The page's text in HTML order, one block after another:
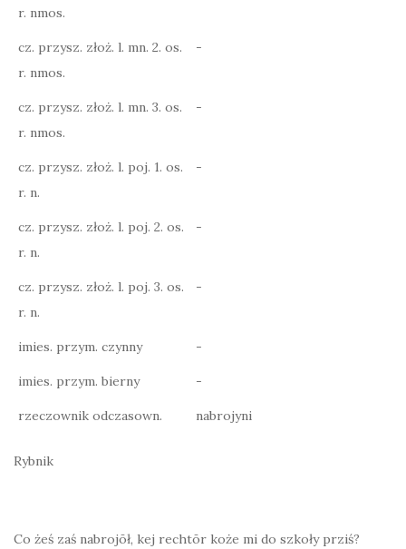
r. nmos.
cz. przysz. złoż. l. mn. 2. os.
r. nmos.
-
cz. przysz. złoż. l. mn. 3. os.
r. nmos.
-
cz. przysz. złoż. l. poj. 1. os.
r. n.
-
cz. przysz. złoż. l. poj. 2. os.
r. n.
-
cz. przysz. złoż. l. poj. 3. os.
r. n.
-
imies. przym. czynny -
imies. przym. bierny -
rzeczownik odczasown. nabrojyni
Rybnik
Co żeś zaś nabrojōł, kej rechtōr koże mi do szkoły prziś?